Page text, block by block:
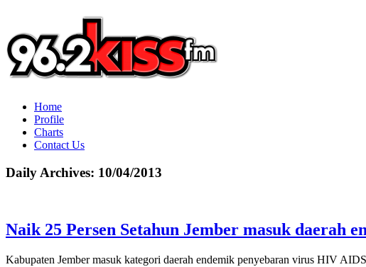
Home
Profile
Charts
Contact Us
Daily Archives: 10/04/2013
Naik 25 Persen Setahun Jember masuk daerah
Kabupaten Jember masuk kategori daerah endemik penyebaran virus HIV